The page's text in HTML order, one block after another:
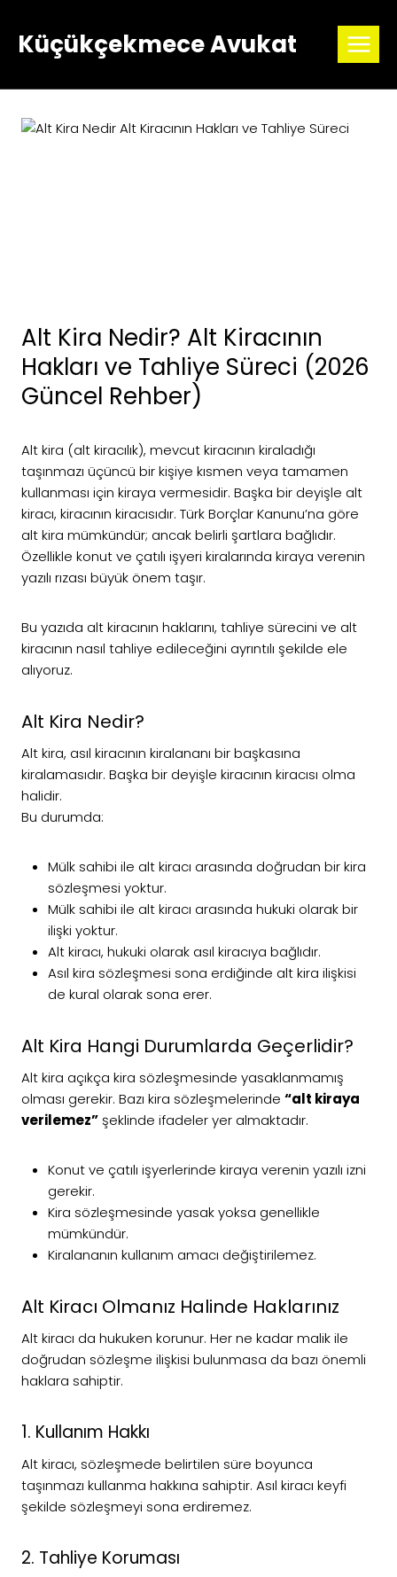
content
Küçükçekmece Avukat
Alt Kira Nedir? Alt Kiracının
Hakları ve Tahliye Süreci (2026
Güncel Rehber)
Alt kira (alt kiracılık), mevcut kiracının kiraladığı
taşınmazı üçüncü bir kişiye kısmen veya tamamen
kullanması için kiraya vermesidir. Başka bir deyişle alt
kiracı, kiracının kiracısıdır. Türk Borçlar Kanunu’na göre
alt kira mümkündür; ancak belirli şartlara bağlıdır.
Özellikle konut ve çatılı işyeri kiralarında kiraya verenin
yazılı rızası büyük önem taşır.
Bu yazıda alt kiracının haklarını, tahliye sürecini ve alt
kiracının nasıl tahliye edileceğini ayrıntılı şekilde ele
alıyoruz.
Alt Kira Nedir?
Alt kira, asıl kiracının kiralananı bir başkasına
kiralamasıdır. Başka bir deyişle kiracının kiracısı olma
halidir.
Bu durumda:
Mülk sahibi ile alt kiracı arasında doğrudan bir kira
sözleşmesi yoktur.
Mülk sahibi ile alt kiracı arasında hukuki olarak bir
ilişki yoktur.
Alt kiracı, hukuki olarak asıl kiracıya bağlıdır.
Asıl kira sözleşmesi sona erdiğinde alt kira ilişkisi
de kural olarak sona erer.
Alt Kira Hangi Durumlarda Geçerlidir?
Alt kira açıkça kira sözleşmesinde yasaklanmamış
olması gerekir. Bazı kira sözleşmelerinde “alt kiraya
verilemez” şeklinde ifadeler yer almaktadır.
Konut ve çatılı işyerlerinde kiraya verenin yazılı izni
gerekir.
Kira sözleşmesinde yasak yoksa genellikle
mümkündür.
Kiralananın kullanım amacı değiştirilemez.
Alt Kiracı Olmanız Halinde Haklarınız
Alt kiracı da hukuken korunur. Her ne kadar malik ile
doğrudan sözleşme ilişkisi bulunmasa da bazı önemli
haklara sahiptir.
1. Kullanım Hakkı
Alt kiracı, sözleşmede belirtilen süre boyunca
taşınmazı kullanma hakkına sahiptir. Asıl kiracı keyfi
şekilde sözleşmeyi sona erdiremez.
2. Tahliye Koruması